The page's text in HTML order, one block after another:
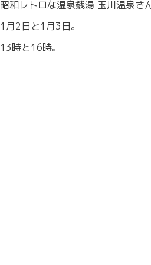
昭和レトロな温泉銭湯 玉川温泉さ
1月2日と1月3日。
13時と16時。